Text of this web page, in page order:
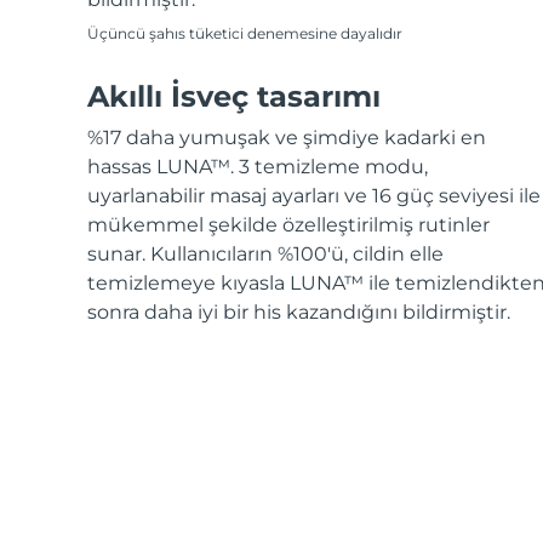
Üçüncü şahıs tüketici denemesine dayalıdır
Akıllı İsveç tasarımı
%17 daha yumuşak ve şimdiye kadarki en
hassas LUNA™. 3 temizleme modu,
uyarlanabilir masaj ayarları ve 16 güç seviyesi ile
mükemmel şekilde özelleştirilmiş rutinler
sunar. Kullanıcıların %100'ü, cildin elle
temizlemeye kıyasla LUNA™ ile
sonra daha iyi bir his kazandığını bildirmiştir.